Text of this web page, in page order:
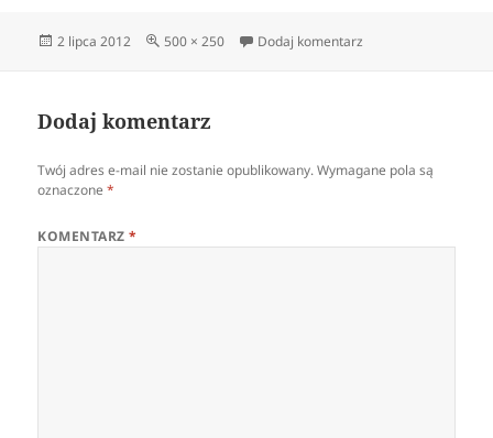
Data
2 lipca 2012
Pełny
500 × 250 Dodaj komentarz
Dodaj komentarz
Twój adres e-mail nie zostanie opublikowany. Wymagane pola są
oznaczone*
KOMENTARZ*